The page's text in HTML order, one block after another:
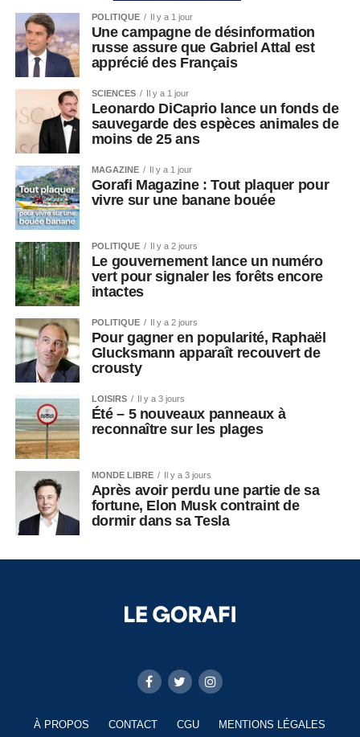
POLITIQUE Il y a 1 jour
Une campagne de désinformation
russe assure que Gabriel Attal est
apprécié des Français
SCIENCES Il y a 1 jour
Leonardo DiCaprio lance un fonds de
sauvegarde des espèces animales de
moins de 25 ans
MAGAZINE Il y a 1 jour
Gorafi Magazine : Tout plaquer pour
vivre sur une banane bouée
POLITIQUE Il y a 2 jours
Le gouvernement lance un numéro
vert pour signaler les forêts encore
intactes
POLITIQUE Il y a 2 jours
Pour gagner en popularité, Raphaël
Glucksmann apparaît recouvert de
crousty
LOISIRS Il y a 3 jours
Été – 5 nouveaux panneaux à
reconnaître sur les plages
MONDE LIBRE Il y a 3 jours
Après avoir perdu une partie de sa
fortune, Elon Musk contraint de
dormir dans sa Tesla
À PROPOS CONTACT CGU MENTIONS LÉGALES